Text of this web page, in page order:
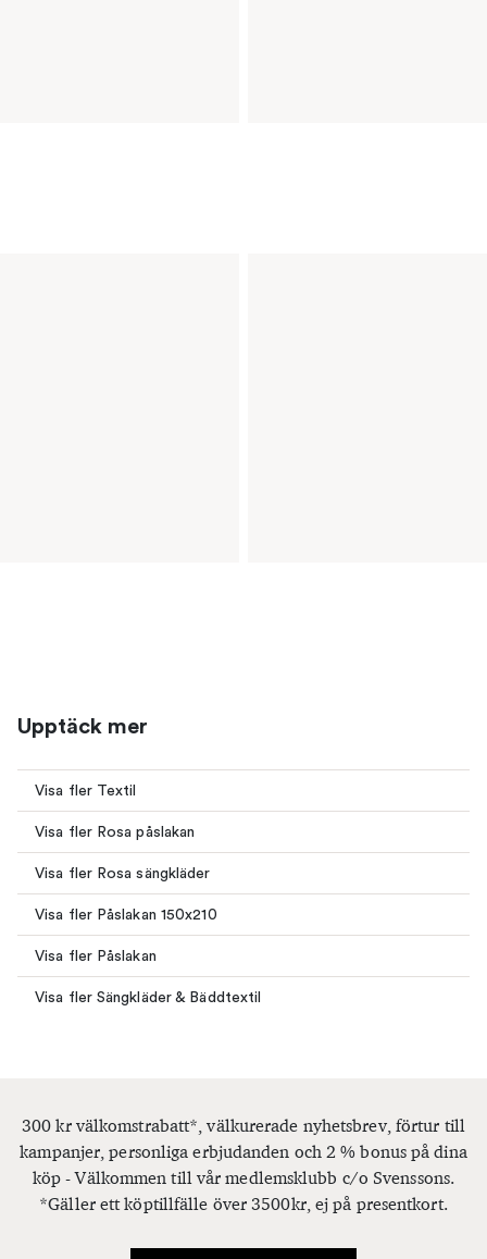
Upptäck mer
Visa fler Textil
Visa fler Rosa påslakan
Visa fler Rosa sängkläder
Visa fler Påslakan 150x210
Visa fler Påslakan
Visa fler Sängkläder & Bäddtextil
300 kr välkomstrabatt*, välkurerade nyhetsbrev, förtur till
kampanjer, personliga erbjudanden och 2 % bonus på dina
köp - Välkommen till vår medlemsklubb c/o Svenssons.
*Gäller ett köptillfälle över 3500kr, ej på presentkort.